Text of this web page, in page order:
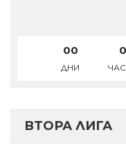
00
ДНИ
ВТОРА ЛИГА